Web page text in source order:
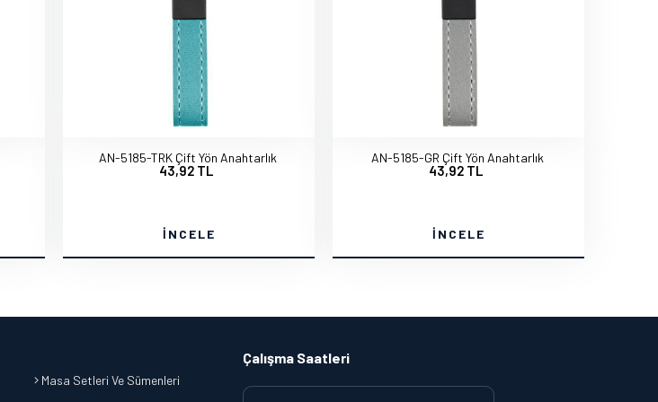
AN-5185-TRK Çift Yön Anahtarlık
43,92 TL
İNCELE
AN-5185-GR Çift Yön Anahtarlık
43,92 TL
İNCELE
Masa Setleri Ve Sümenleri
Çalışma Saatleri